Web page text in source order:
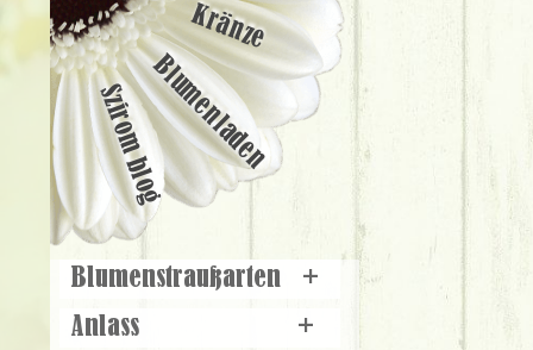
Kränze
Blumenladen
Szirom blog
Blumenstraußarten
+
Anlass
+